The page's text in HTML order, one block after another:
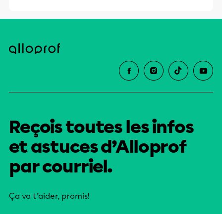
Reçois toutes les infos
et astuces d’Alloprof
par courriel.
Ça va t’aider, promis!